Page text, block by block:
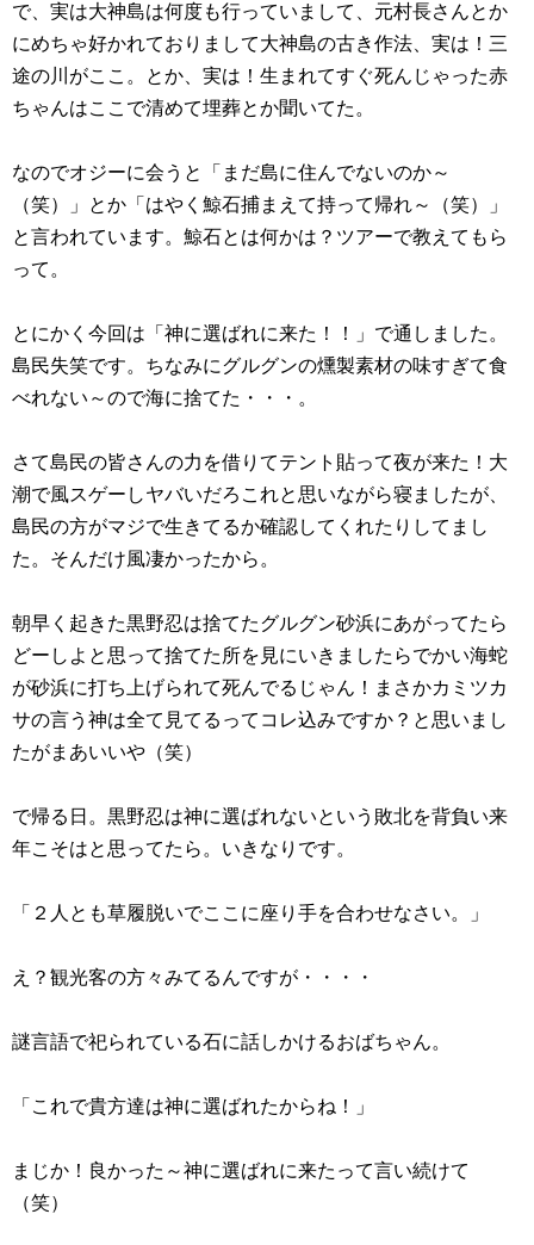
で、実は大神島は何度も行っていまして、元村長さんとか
にめちゃ好かれておりまして大神島の古き作法、実は！三
途の川がここ。とか、実は！生まれてすぐ死んじゃった赤
ちゃんはここで清めて埋葬とか聞いてた。
なのでオジーに会うと「まだ島に住んでないのか～
（笑）」とか「はやく鯨石捕まえて持って帰れ～（笑）」
と言われています。鯨石とは何かは？ツアーで教えてもら
って。
とにかく今回は「神に選ばれに来た！！」で通しました。
島民失笑です。ちなみにグルグンの燻製素材の味すぎて食
べれない～ので海に捨てた・・・。
さて島民の皆さんの力を借りてテント貼って夜が来た！大
潮で風スゲーしヤバいだろこれと思いながら寝ましたが、
島民の方がマジで生きてるか確認してくれたりしてまし
た。そんだけ風凄かったから。
朝早く起きた黒野忍は捨てたグルグン砂浜にあがってたら
どーしよと思って捨てた所を見にいきましたらでかい海蛇
が砂浜に打ち上げられて死んでるじゃん！まさかカミツカ
サの言う神は全て見てるってコレ込みですか？と思いまし
たがまあいいや（笑）
で帰る日。黒野忍は神に選ばれないという敗北を背負い来
年こそはと思ってたら。いきなりです。
「２人とも草履脱いでここに座り手を合わせなさい。」
え？観光客の方々みてるんですが・・・・
謎言語で祀られている石に話しかけるおばちゃん。
「これで貴方達は神に選ばれたからね！」
まじか！良かった～神に選ばれに来たって言い続けて
（笑）